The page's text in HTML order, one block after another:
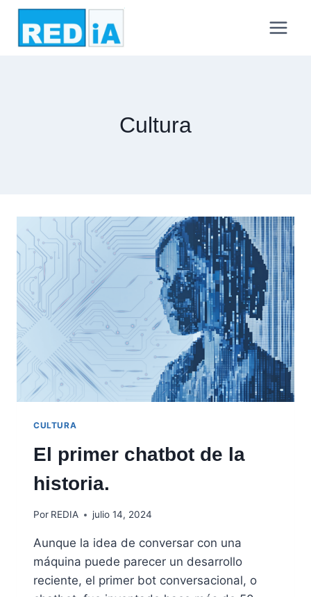
Cultura
CULTURA
El primer chatbot de la
historia.
Por REDIA julio 14, 2024
Aunque la idea de conversar con una
máquina puede parecer un desarrollo
reciente, el primer bot conversacional, o